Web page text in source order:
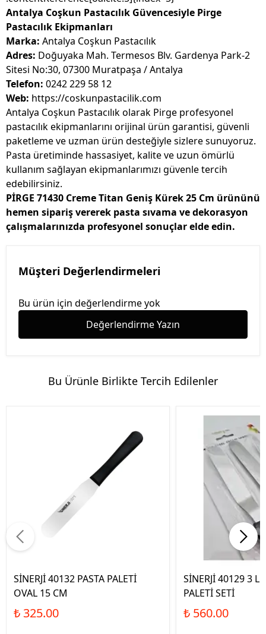
Antalya Coşkun Pastacılık Güvencesiyle Pirge
Pastacılık Ekipmanları
Marka: Antalya Coşkun Pastacılık
Adres: Doğuyaka Mah. Termesos Blv. Gardenya Park-2
Sitesi No:30, 07300 Muratpaşa / Antalya
Telefon: 0242 229 58 12
Web: https://coskunpastacilik.com
Antalya Coşkun Pastacılık olarak Pirge profesyonel
pastacılık ekipmanlarını orijinal ürün garantisi, güvenli
paketleme ve uzman ürün desteğiyle sizlere sunuyoruz.
Pasta üretiminde hassasiyet, kalite ve uzun ömürlü
kullanım sağlayan ekipmanlarımızı güvenle tercih
edebilirsiniz.
PİRGE 71430 Creme Titan Geniş Kürek 25 Cm ürününü
hemen sipariş vererek pasta sıvama ve dekorasyon
çalışmalarınızda profesyonel sonuçlar elde edin.
Müşteri Değerlendirmeleri
Bu ürün için değerlendirme yok
Değerlendirme Yazın
Bu Ürünle Birlikte Tercih Edilenler
SİNERJİ 40132 PASTA PALETİ
OVAL 15 CM
₺ 325.00
SİNERJİ 40129 3
PALETİ SETİ
₺ 560.00